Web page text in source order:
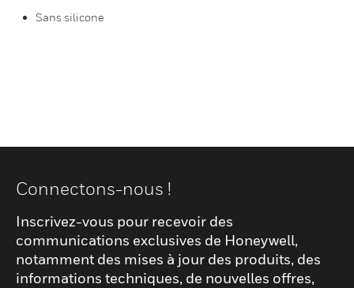
Sans silicone
Connectons-nous !
Inscrivez-vous pour recevoir des
communications exclusives de Honeywell,
notamment des mises à jour des produits, des
informations techniques, de nouvelles offres,